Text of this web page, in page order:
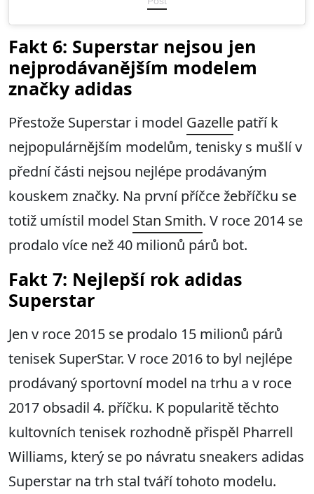
Fakt 6: Superstar nejsou jen
nejprodávanějším modelem
značky adidas
Přestože Superstar i model Gazelle patří k
nejpopulárnějším modelům, tenisky s mušlí v
přední části nejsou nejlépe prodávaným
kouskem značky. Na první příčce žebříčku se
totiž umístil model Stan Smith. V roce 2014 se
prodalo více než 40 milionů párů bot.
Fakt 7: Nejlepší rok adidas
Superstar
Jen v roce 2015 se prodalo 15 milionů párů
tenisek SuperStar. V roce 2016 to byl nejlépe
prodávaný sportovní model na trhu a v roce
2017 obsadil 4. příčku. K popularitě těchto
kultovních tenisek rozhodně přispěl Pharrell
Williams, který se po návratu sneakers adidas
Superstar na trh stal tváří tohoto modelu.